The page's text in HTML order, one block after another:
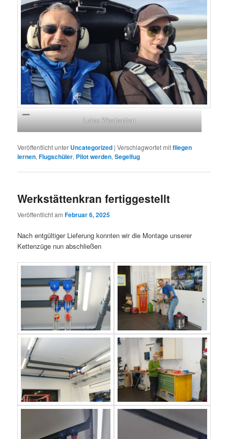
Lukas Wischenbart
Veröffentlicht unter Uncategorized |Verschlagwortet mitfliegen
lernen,Flugschüler, Pilot werden,Segelfug
Werkstättenkran fertiggestellt
Veröffentlicht amFebruar 6, 2025
Nach entgültiger Lieferung konnten wir die Montage unserer
Kettenzüge nun abschließen